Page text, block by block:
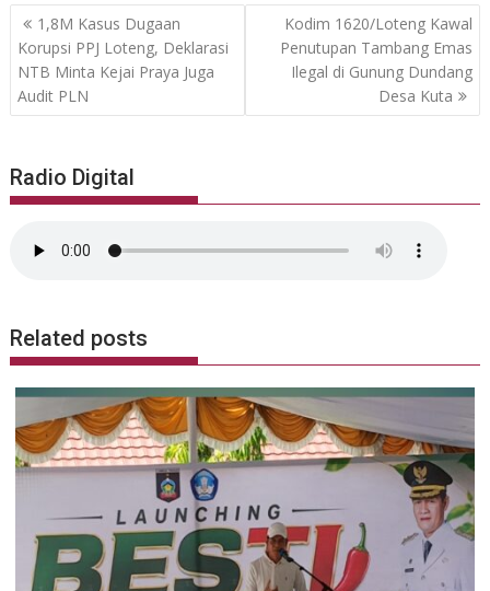
Post
navigation
1,8M Kasus Dugaan
Korupsi PPJ Loteng, Deklarasi
NTB Minta Kejai Praya Juga
Audit PLN
Kodim 1620/Loteng Kawal
Penutupan Tambang Emas
Ilegal di Gunung Dundang
Desa Kuta
Radio Digital
Related posts